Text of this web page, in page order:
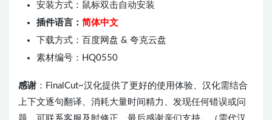
安装方式：鼠标双击自动安装
插件语言： 简体中文
下载方式：百度网盘 & 夸克云盘
素材编号：HQ0550
感谢 ：FinalCut~汉化提供了更好的使用体验、汉化需结合
上下文逐句翻译、消耗大量时间精力、发现任何错误或问